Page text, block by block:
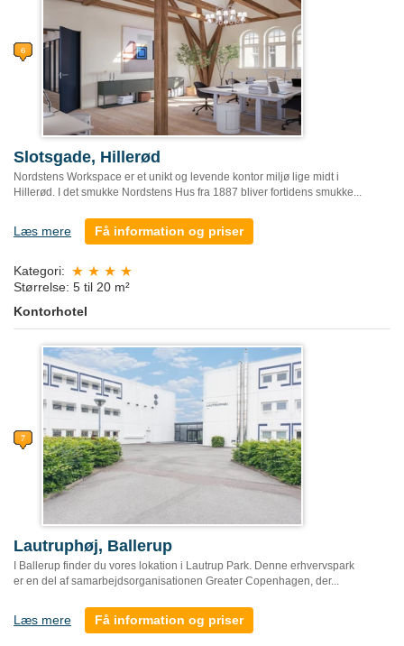
Slotsgade, Hillerød
Nordstens Workspace er et unikt og levende kontor miljø lige midt i
Hillerød. I det smukke Nordstens Hus fra 1887 bliver fortidens smukke...
Læs mere Få information og priser
Kategori:
Størrelse: 5 til 20 m²
Kontorhotel
Lautruphøj, Ballerup
I Ballerup finder du vores lokation i Lautrup Park. Denne erhvervspark
er en del af samarbejdsorganisationen Greater Copenhagen, der...
Læs mere Få information og priser